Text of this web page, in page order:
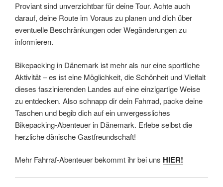
Proviant sind unverzichtbar für deine Tour. Achte auch
darauf, deine Route im Voraus zu planen und dich über
eventuelle Beschränkungen oder Wegänderungen zu
informieren.
Bikepacking in Dänemark ist mehr als nur eine sportliche
Aktivität – es ist eine Möglichkeit, die Schönheit und Vielfalt
dieses faszinierenden Landes auf eine einzigartige Weise
zu entdecken. Also schnapp dir dein Fahrrad, packe deine
Taschen und begib dich auf ein unvergessliches
Bikepacking-Abenteuer in Dänemark. Erlebe selbst die
herzliche dänische Gastfreundschaft!
Mehr Fahrraf-Abenteuer bekommt ihr bei uns HIER!